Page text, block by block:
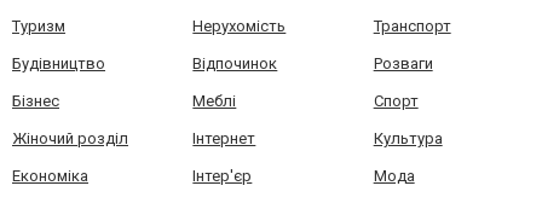
Туризм Нерухомість Транспорт
Будівництво Відпочинок Розваги
Бізнес Меблі Спорт
Жіночий розділ Інтернет Культура
Економіка Інтер'єр Мода